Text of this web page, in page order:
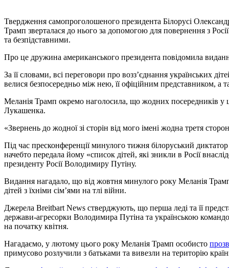
Твердження самопроголошеного президента Білорусі Олександра Лукашенка про те, що перша леді США Меланія
Трамп зверталася до нього за допомогою для повернення з
та безпідставними.
Про це дружина американського президента повідомила
За її словами, всі переговори про возз’єднання українських
велися безпосередньо між нею, її офіційним представником, а
Меланія Трамп окремо наголосила, що жодних посередників у
Лукашенка.
«Звернень до жодної зі сторін від мого імені жодна третя
Під час пресконференції минулого тижня білоруський
начебто передала йому «список дітей, які зникли в Росії
президенту Росії Володимиру Путіну.
Видання нагадало, що від жовтня минулого року Меланія
дітей з їхніми сім’ями на тлі війни.
Джерела Breitbart News стверджують, що перша леді та її
держави-агресорки Володимира Путіна та українською
на початку квітня.
Нагадаємо, у лютому цього року Меланія Трамп особисто
примусово розлучили з батьками та вивезли на територію